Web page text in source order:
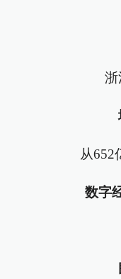
浙
从652
数字